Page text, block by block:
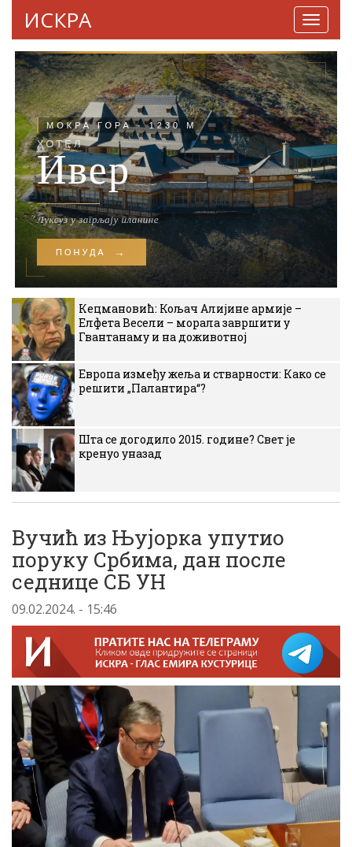
ИСКРА
Кецмановић: Кољач Алијине армије –
Елфета Весели – морала завршити у
Гвантанаму и на доживотној
Европа између жеља и стварности: Како се
решити „Палантира“?
Шта се догодило 2015. године? Свет је
кренуо уназад
Вучић из Њујорка упутио
поруку Србима, дан после
седнице СБ УН
09.02.2024. - 15:46